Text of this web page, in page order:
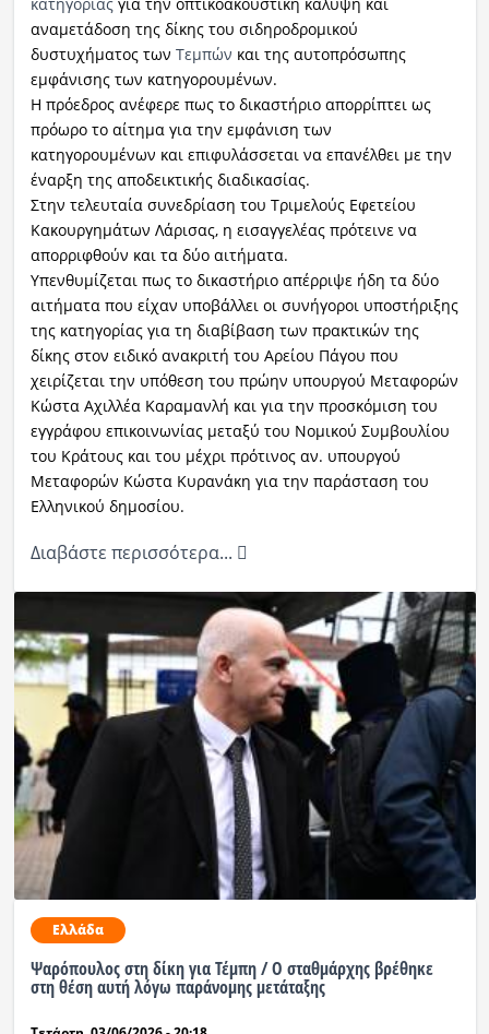
αναμετάδοση της δίκης του σιδηροδρομικού
δυστυχήματος των Τεμπών και της αυτοπρόσωπης
εμφάνισης των κατηγορουμένων.
Η πρόεδρος ανέφερε πως το δικαστήριο απορρίπτει ως
πρόωρο το αίτημα για την εμφάνιση των
κατηγορουμένων και επιφυλάσσεται να επανέλθει με την
έναρξη της αποδεικτικής διαδικασίας.
Στην τελευταία συνεδρίαση του Τριμελούς Εφετείου
Κακουργημάτων Λάρισας, η εισαγγελέας πρότεινε να
απορριφθούν και τα δύο αιτήματα.
Υπενθυμίζεται πως το δικαστήριο απέρριψε ήδη τα δύο
αιτήματα που είχαν υποβάλλει οι συνήγοροι υποστήριξης
της κατηγορίας για τη διαβίβαση των πρακτικών της
δίκης στον ειδικό ανακριτή του Αρείου Πάγου που
χειρίζεται την υπόθεση του πρώην υπουργού Μεταφορών
Κώστα Αχιλλέα Καραμανλή και για την προσκόμιση του
εγγράφου επικοινωνίας μεταξύ του Νομικού Συμβουλίου
του Κράτους και του μέχρι πρότινος αν. υπουργού
Μεταφορών Κώστα Κυρανάκη για την παράσταση του
Ελληνικού δημοσίου.
Διαβάστε περισσότερα...
Ελλάδα
Ψαρόπουλος στη δίκη για Τέμπη / Ο σταθμάρχης βρέθηκε
στη θέση αυτή λόγω παράνομης μετάταξης